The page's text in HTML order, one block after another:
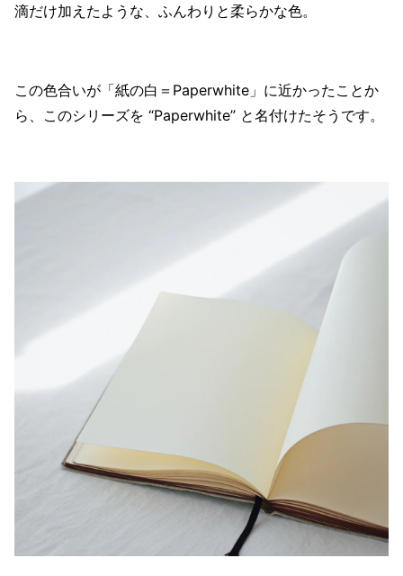
滴だけ加えたような、ふんわりと柔らかな色。
この色合いが「紙の白＝Paperwhite」に近かったことか
ら、このシリーズを “Paperwhite” と名付けたそうです。